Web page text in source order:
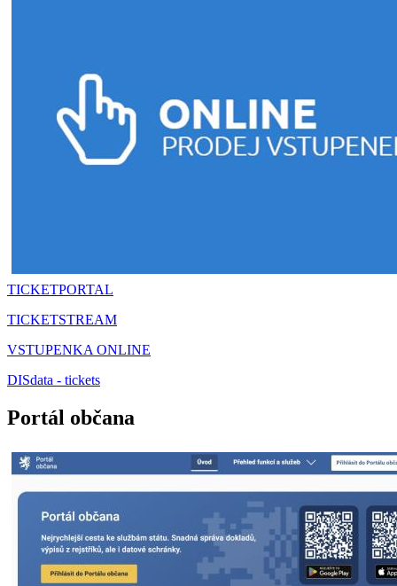
TICKETPORTAL
TICKETSTREAM
VSTUPENKA ONLINE
DISdata - tickets
Portál občana